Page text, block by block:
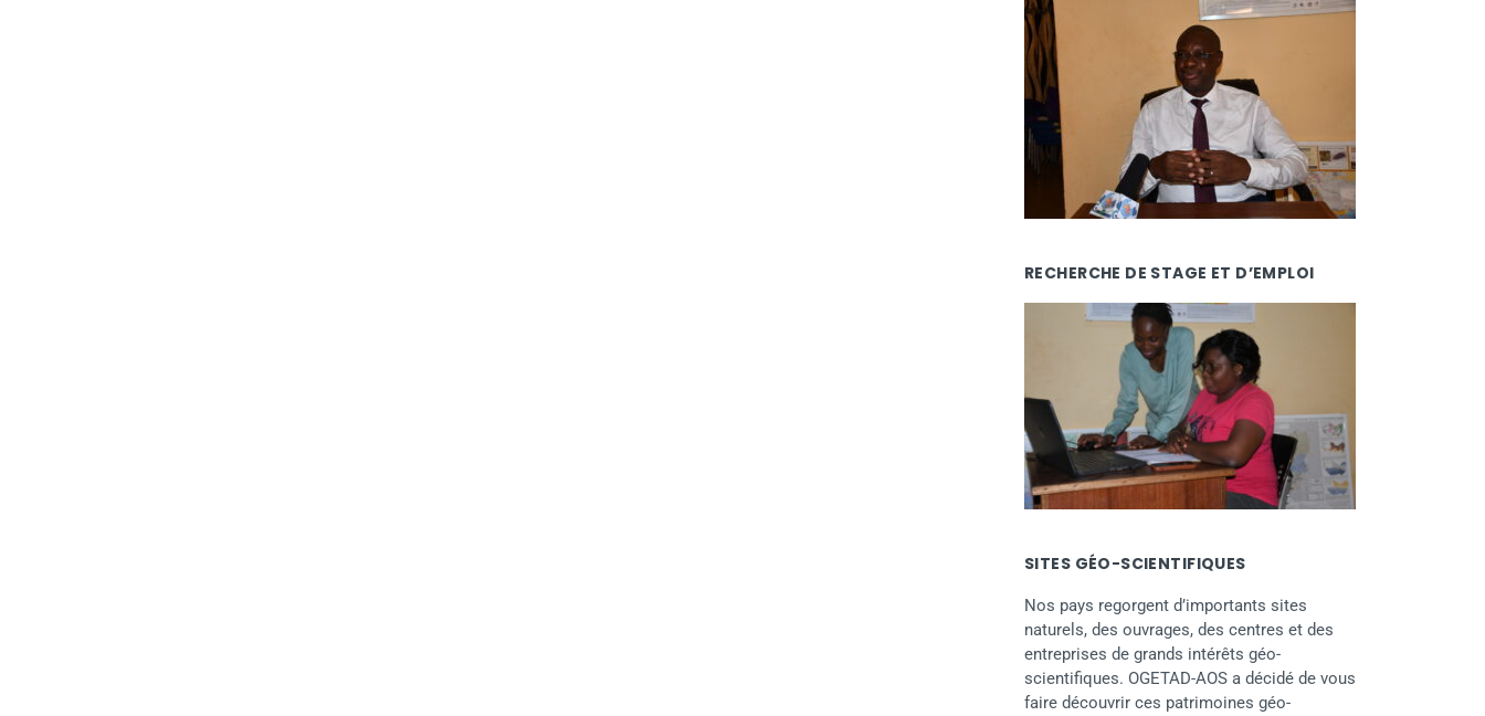
RECHERCHE DE STAGE ET D’EMPLOI
SITES GÉO-SCIENTIFIQUES
Nos pays regorgent d’importants sites
naturels, des ouvrages, des centres et des
entreprises de grands intérêts géo-
scientifiques. OGETAD-AOS a décidé de vous
faire découvrir ces patrimoines géo-